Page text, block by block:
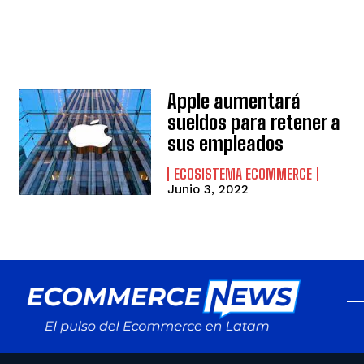
Apple aumentará
sueldos para retener a
sus empleados
ECOSISTEMA ECOMMERCE
Junio 3, 2022